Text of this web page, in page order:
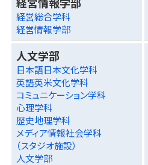
経営総合学科
経営情報学部
人文学部
日本語日本文化学科
英語英米文化学科
コミュニケーション学科
心理学科
歴史地理学科
メディア情報社会学科
（スタジオ施設）
人文学部